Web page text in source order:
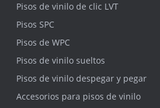
Pisos de vinilo de clic LVT
Pisos SPC
Pisos de WPC
Pisos de vinilo sueltos
Pisos de vinilo despegar y pegar
Accesorios para pisos de vinilo